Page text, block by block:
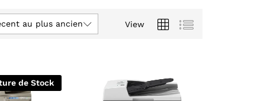
View
au plus ancien
de Stock